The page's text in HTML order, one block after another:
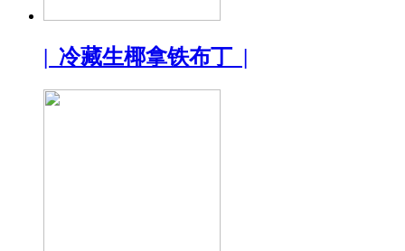
| 冷藏生椰拿铁布丁 |